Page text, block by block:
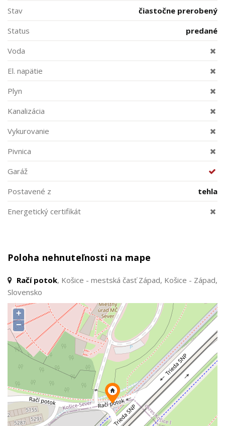
Stav
čiastočne prerobený
Status
predané
Voda
El. napätie
Plyn
Kanalizácia
Vykurovanie
Pivnica
Garáž
Postavené z
tehla
Energetický certifikát
Poloha nehnuteľnosti na mape
Račí potok, Košice - mestská časť Západ, Košice - Západ,
Slovensko
+
−